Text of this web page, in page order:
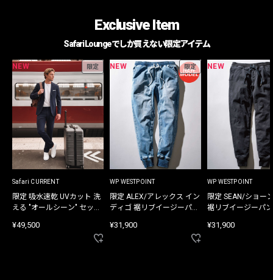
Exclusive Item
Safari Loungeでしか買えない限定アイテム
NEW 限定
Safari CURRENT
限定 吸水速乾 UVカット 洗
える "オールシーン" セット
¥49,500
NEW 限定
WP WESTPOINT
限定 ALEX/アレックス イン
ディゴ 裾リブイージーパン
¥31,900
NEW
WP WESTPOINT
限定 SEAN/ショー
裾リブイージーパ
¥31,900